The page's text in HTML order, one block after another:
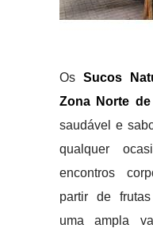
Os Sucos
Zona Norte de
saudável e
qualquer
encontros
partir de
uma ampla